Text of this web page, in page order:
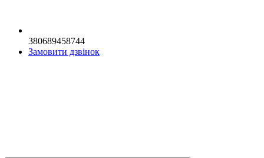
380689458744
Замовити дзвінок